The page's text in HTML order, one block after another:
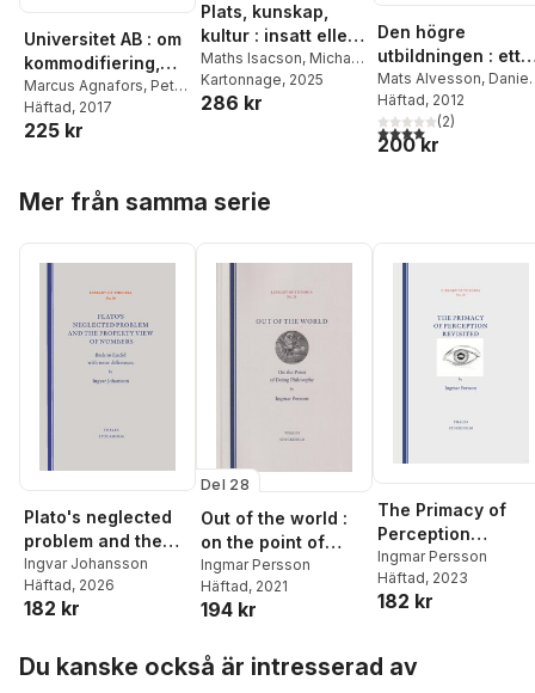
Universitet AB : om
kommodifiering,
marknad och
akademi
Marcus Agnafors, Petra
Angerwall,Dennis
Beach,Douglas
Gissur Ó. Erlingsson,
Johan Hyrén , Johan
Waluszewski
Ödalen
Häftad, 2017
225 kr
Plats, kunskap,
kultur : insatt eller
utsatt i Bergslagen
Maths Isacson, Michael
Gustavsson,Paul
Agnidakis
Ekenberg
Kartonnage, 2025
286 kr
Den högre
utbildningen : ett
fält av marknad
och politik
Mats Alvesson, Daniel
Ankarloo,Ola
Torbjörn Friberg
Michael Gustavsson
Häftad, 2012
4,0utav 5 stjärnor.
(2)
200 kr
Mer från samma serie
Plato's neglected
problem and the
property view of
numbers : back to
Euclid with some
Ingvar Johansson
Häftad, 2026
182 kr
Del 28
Out of the world :
on the point of
doing philosophy
Ingmar Persson
Häftad, 2021
194 kr
The Primacy of
Perception
Revisited
Ingmar Persson
Häftad, 2023
182 kr
Du kanske också är intresserad av